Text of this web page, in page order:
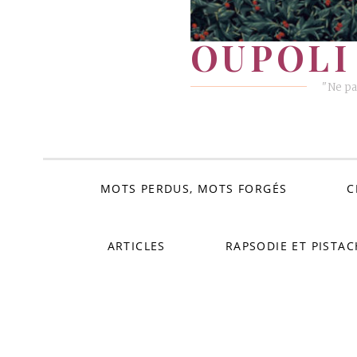
"Ne
MOTS PERDUS, MOTS FORGÉS
ARTICLES RAPSODIE ET